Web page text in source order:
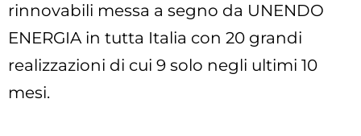
rinnovabili messa a segno da UNENDO
ENERGIA in tutta Italia con 20 grandi
realizzazioni di cui 9 solo negli ultimi 10
mesi.